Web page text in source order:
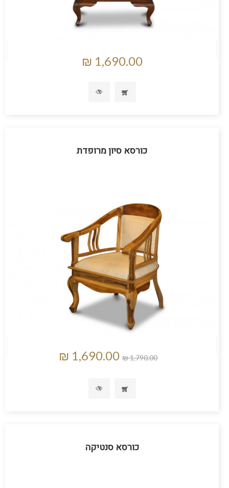
‏1,690.00 ₪
כורסא סיון מרופדת
כורסא סנטיקה